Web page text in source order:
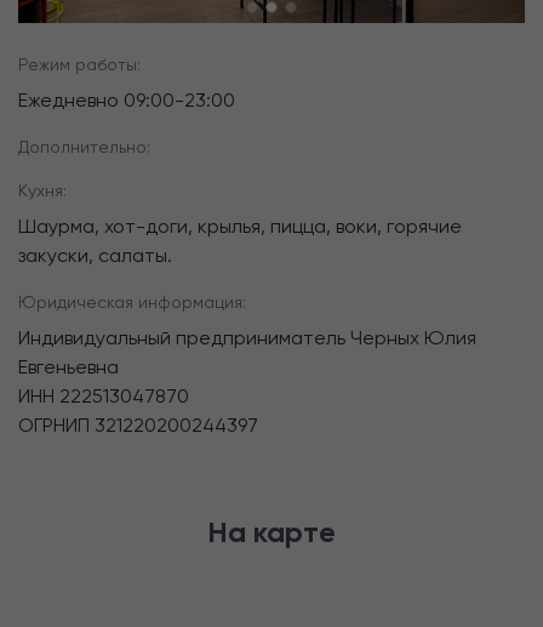
Режим работы:
Ежедневно 09:00-23:00
Дополнительно:
Кухня:
Шаурма, хот-доги, крылья, пицца, воки, горячие
закуски, салаты.
Юридическая информация:
Индивидуальный предприниматель Черных Юлия
Евгеньевна
ИНН 222513047870
ОГРНИП 321220200244397
На карте